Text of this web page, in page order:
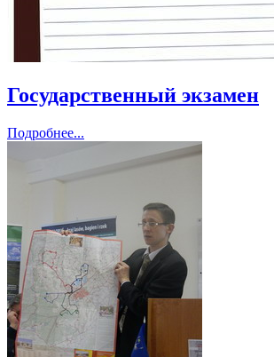
Государственный экзамен
Подробнее...